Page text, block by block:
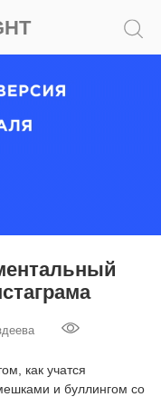
как учатся
и буллингом со